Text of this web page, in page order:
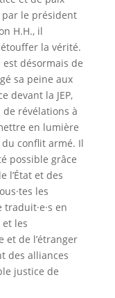
par le président
H.H., il
la vérité.
désormais de
sa peine aux
devant la JEP,
révélations à
en lumière
conflit armé. Il
possible grâce
l’État et des
les
en
et les
et de l’étranger
des alliances
justice de